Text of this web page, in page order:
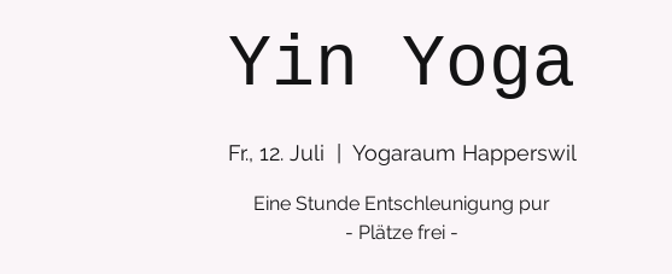
Yin Yoga
Fr., 12. Juli Yogaraum Happerswil
Eine Stunde Entschleunigung pur